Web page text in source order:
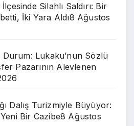
Silahlı Saldırı: Bir
İki Yara Aldı8 Ağustos
Durum: Lukaku’nun Sözlü
Pazarının Alevlenen
Dalış Turizmiyle Büyüyor:
Bir Cazibe8 Ağustos